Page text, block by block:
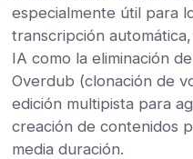
especialmente útil para
transcripción
IA como la eliminación
Overdub (clonación de
edición multipista para
creación de contenidos
media duración.